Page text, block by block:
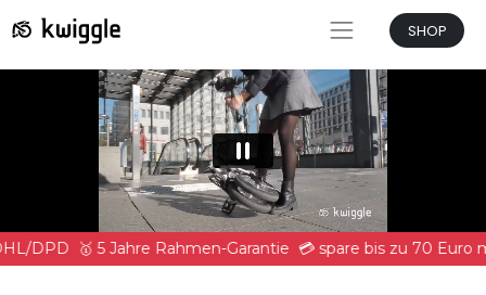
SHOP
DPD 🥇 5 Jahre Rahmen-Garantie 💳 spare bis zu 70 Euro